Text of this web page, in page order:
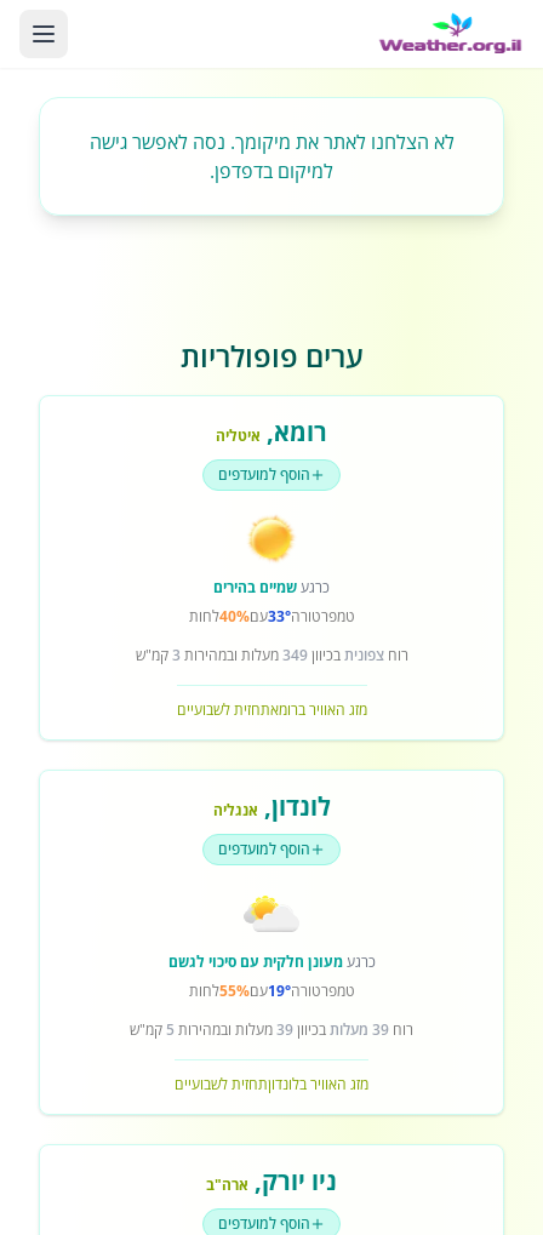
לא הצלחנו לאתר את מיקומך. נסה לאפשר גישה
למיקום בדפדפן.
ערים פופולריות
רומא, איטליה
הוסף למועדפים
כרגעשמיים בהירים
טמפרטורה33°עם40%לחות
רוחצפוניתבכיוון349מעלות ובמהירות 3קמ"ש
מזג האוויר ברומאתחזית לשבועיים
לונדון, אנגליה
הוסף למועדפים
כרגעמעונן חלקית עם סיכוי לגשם
טמפרטורה19°עם55%לחות
רוח 39 מעלות בכיוון39מעלות ובמהירות 5 קמ"ש
מזג האוויר בלונדוןתחזית לשבועיים
ניו יורק, ארה"ב
הוסף למועדפים